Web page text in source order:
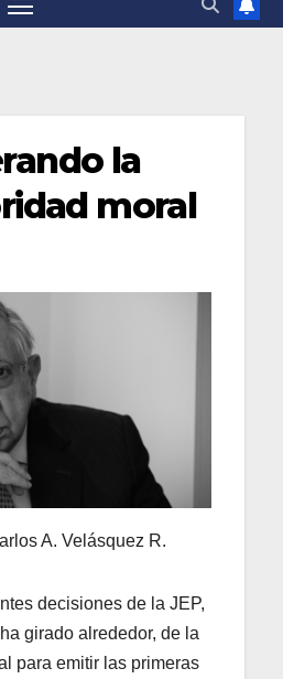
la
moral
A. Velásquez R.
decisiones de la JEP,
girado alrededor, de la
para emitir las primeras